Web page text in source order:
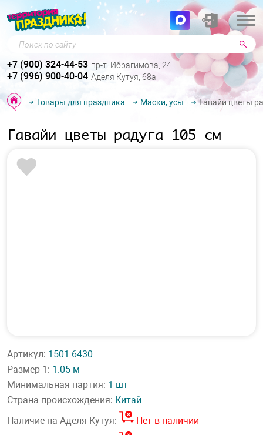
Поиск по сайту
+7 (900) 324-44-53 пр-т. Ибрагимова, 24
+7 (996) 900-40-04 Аделя Кутуя, 68а
Товары для праздника Маски, усы Гавайи цветы
Гавайи цветы радуга 105 см
Артикул: 1501-6430
Размер 1: 1.05 м
Минимальная партия: 1 шт
Страна происхождения: Китай
Наличие на Аделя Кутуя:
Нет в наличии